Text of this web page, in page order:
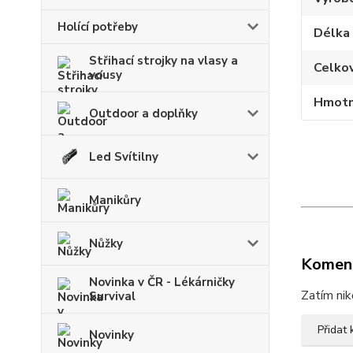
Holící potřeby
Střihací strojky na vlasy a
vousy
Outdoor a doplňky
Led Svítilny
Manikůry
Nůžky
Novinka v ČR - Lékárničky
Survival
Novinky
Zatím
Přidat